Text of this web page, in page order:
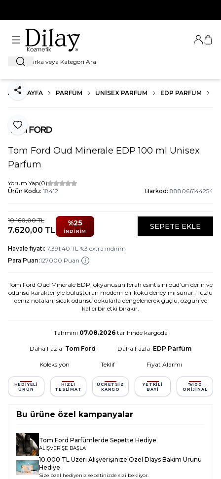
Ara
Giriş
ANA SAYFA PARFÜM UNISEX PARFUM EDP PARFÜM
Favoriye Ekle
Paylaş
Tom Ford Oud Minerale EDP 100 ml Unisex
Parfum
Yorum Yap(0)
Ürün Kodu: 18412 Barkod: 888066144254
10.160,00TL
7.620,00 TL
%25
İNDIRIM
SEPETE EKLE
Havale fiyatı: 7.391,40 TL %3 extra indirim
Para Puan:127000 Puan
Tom Ford Oud Minerale EDP, okyanusun ferah esintisini oud’un derin ve
odunsu karakteriyle buluşturan modern bir koku deneyimi sunar. Tuzlu
deniz notaları, sıcak odunsu dokularla dengelenerek güçlü, özgün ve
kalıcı bir etki bırakır.
Tahmini 07.08.2026tarihinde kargoda
Daha Fazla Tom Ford Daha Fazla EDP Parfüm
Koleksiyon Teklif Fiyat Alarmı
HEDIYELI
ÜRÜN
HIZLI
TESLIMAT
ÜCRETSIZ
KARGO
YETKILI
BAYI
%100
ORIJINAL
Bu ürüne özel kampanyalar
Tom Ford Parfümlerde Sepette Hediye
ALIŞVERİŞE BAŞLA
10.000 TL Üzeri Alışverişinize Özel Dlays Bakım Ürünü
Hediye
Size özel hediyeniz sepetinizde sizi bekliyor.